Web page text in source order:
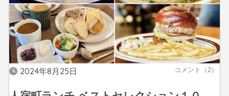
2024年8月25日 コメント（2）